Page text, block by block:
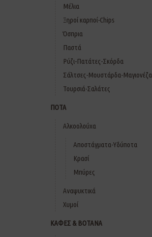
Μέλια
Ξηροί καρποί-Chips
Όσπρια
Παστά
Ρύζι-Πατάτες-Σκόρδα
Σάλτσες-Μουστάρδα-Μαγιονέζα
Τουρσιά-Σαλάτες
ΠΟΤΑ
Αλκοολούχα
Αποστάγματα-Υδύποτα
Κρασί
Μπύρες
Αναψυκτικά
Χυμοί
ΚΑΦΕΣ & ΒΟΤΑΝΑ